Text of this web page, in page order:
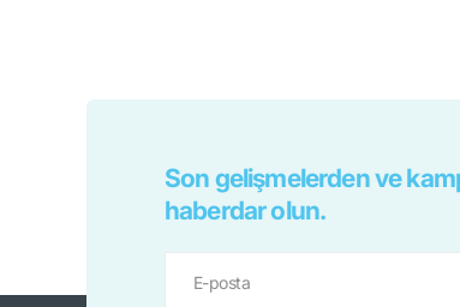
Son gelişmelerden ve
haberdar olun.